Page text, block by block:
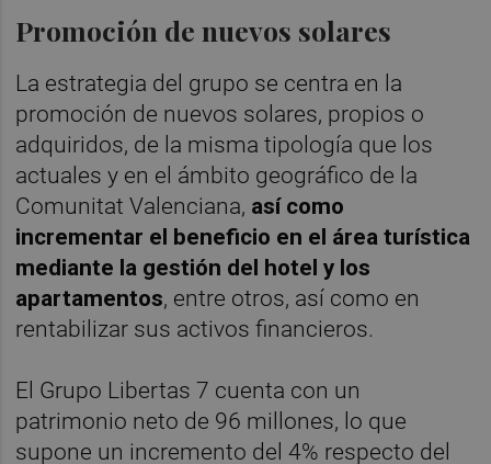
Promoción de nuevos solares
La estrategia del grupo se centra en la
promoción de nuevos solares, propios o
adquiridos, de la misma tipología que los
actuales y en el ámbito geográfico de la
Comunitat Valenciana, así como
incrementar el beneficio en el área turística
mediante la gestión del hotel y los
apartamentos, entre otros, así como en
rentabilizar sus activos financieros.
El Grupo Libertas 7 cuenta con un
patrimonio neto de 96 millones, lo que
supone un incremento del 4% respecto del